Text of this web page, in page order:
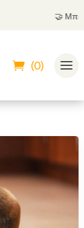
(0)